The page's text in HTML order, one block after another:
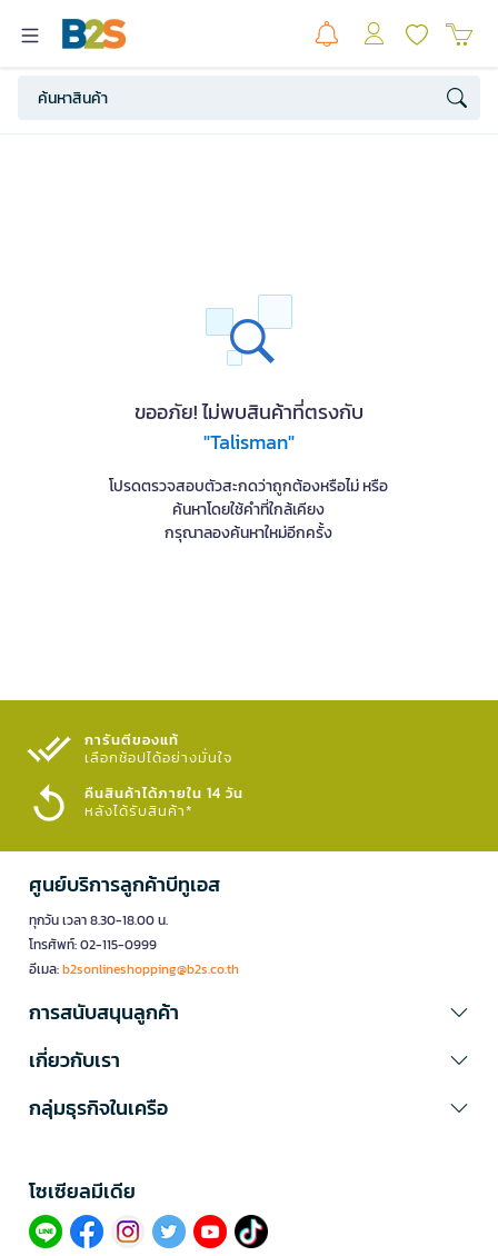
ขออภัย! ไม่พบสินค้าที่ตรงกับ
"Talisman"
โปรดตรวจสอบตัวสะกดว่าถูกต้องหรือไม่ หรือ
ค้นหาโดยใช้คำที่ใกล้เคียง
กรุณาลองค้นหาใหม่อีกครั้ง
การันตีของแท้
เลือกช้อปได้อย่างมั่นใจ​
คืนสินค้าได้ภายใน 14 วัน
หลังได้รับสินค้า*
ศูนย์บริการลูกค้าบีทูเอส
ทุกวัน เวลา 8.30-18.00 น.
โทรศัพท์: 02-115-0999
อีเมล:b2sonlineshopping@b2s.co.th
การสนับสนุนลูกค้า
เกี่ยวกับเรา
กลุ่มธุรกิจในเครือ
โซเซียลมีเดีย​